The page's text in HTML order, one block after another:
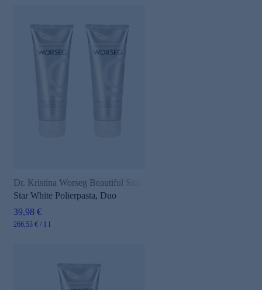
Dr. Kristina Worseg Beautiful Smile
Star White Polierpasta, Duo
39,98 €
266,53 € / 1 l